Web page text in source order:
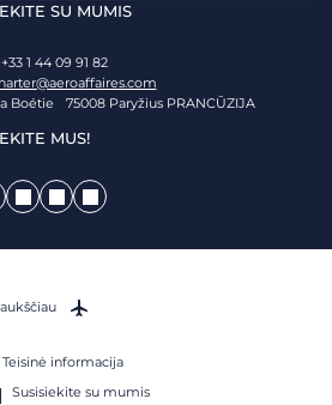
SU MUMIS
+33 1 44 09 91 82
Boétie 75008 Paryžius PRANCŪZIJA
MUS!
Teisinė informacija
Susisiekite su mumis